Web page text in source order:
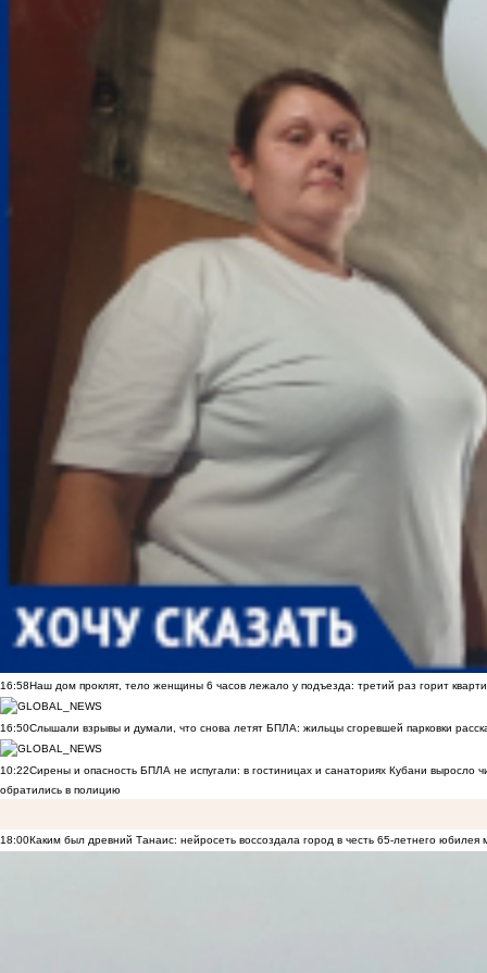
16:58Наш дом проклят, тело женщины 6 часов лежало у подъезда: третий раз горит
16:50Слышали взрывы и думали, что снова летят БПЛА: жильцы сгоревшей парковки
10:22Сирены и опасность БПЛА не испугали: в гостиницах и санаториях Кубани выросло
обратились в полицию
18:00Каким был древний Танаис: нейросеть воссоздала город в честь 65-летнего юбилея